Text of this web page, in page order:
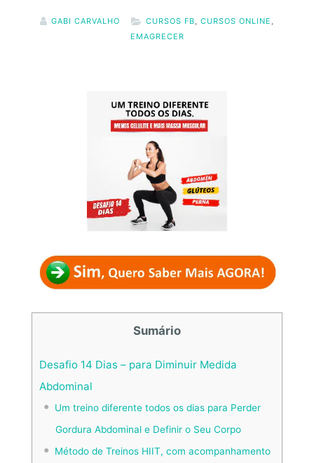
GABI CARVALHO CURSOS FB CURSOS ONLINE
EMAGRECER
Sumário
Desafio 14 Dias – para Diminuir Medida
Abdominal
Um treino diferente todos os dias para Perder
Gordura Abdominal e Definir o Seu Corpo
Método de Treinos HIIT, com acompanhamento